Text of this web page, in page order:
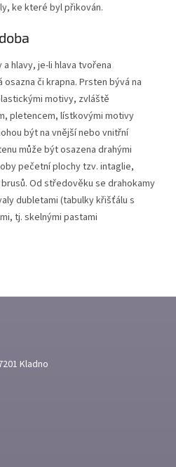
ke které byl přikován.
hlavy, je-li hlava tvořena
či krapna. Prsten bývá na
motivy, zvláště
pletencem, lístkovými motivy
být na vnější nebo vnitřní
může být osazena drahými
pečetní plochy tzv. intaglie,
Od středověku se drahokamy
dubletami (tabulky křišťálu s
tj. skelnými pastami
Kladno